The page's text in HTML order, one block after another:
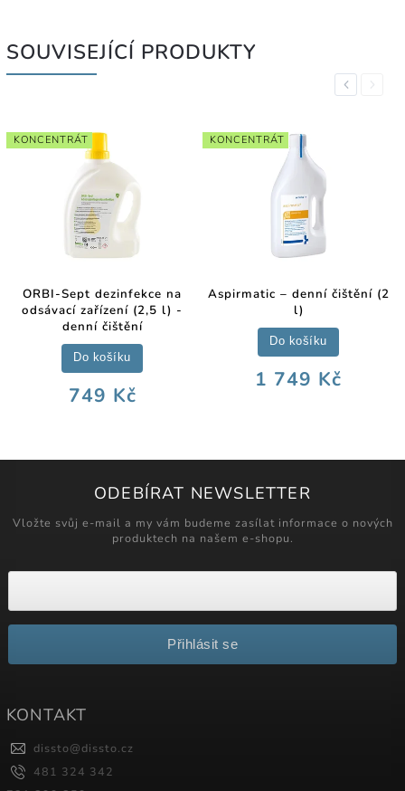
SOUVISEJÍCÍ PRODUKTY
Previous
KONCENTRÁT
ORBI-Sept dezinfekce na
odsávací zařízení (2,5 l) -
denní čištění
749 Kč
Do košíku
KONCENTRÁT
Aspirmatic – denní čištění (2
l)
1 749 Kč
Do košíku
Next
ODEBÍRAT NEWSLETTER
Vložte svůj e-mail a my vám budeme zasílat informace o nových
produktech na našem e-shopu.
Přihlásit se
KONTAKT
dissto@dissto.cz
481 324 342